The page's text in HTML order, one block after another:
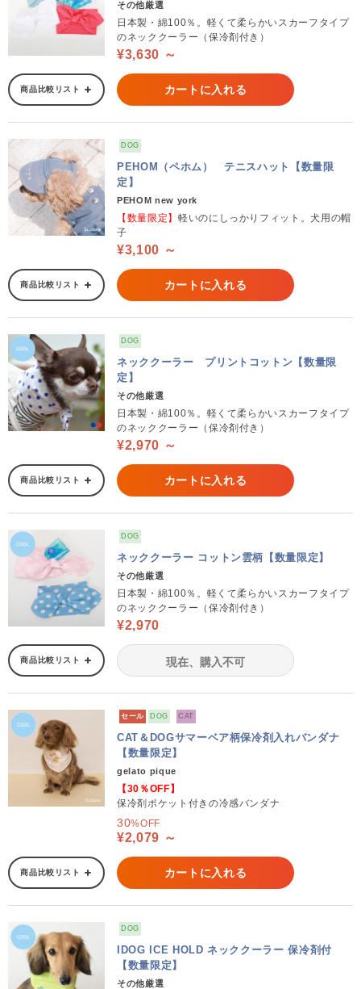
その他厳選
日本製・綿100％。軽くて柔らかいスカーフタイプ
のネッククーラー（保冷剤付き）
¥3,630 ～
商品比較リスト カートに入れる
DOG
PEHOM（ペホム） テニスハット【数量限
定】
PEHOM new york
【数量限定】 軽いのにしっかりフィット。犬用の帽
子
¥3,100 ～
商品比較リスト カートに入れる
DOG
ネッククーラー プリントコットン【数量限
定】
その他厳選
日本製・綿100％。軽くて柔らかいスカーフタイプ
のネッククーラー（保冷剤付き）
¥2,970 ～
商品比較リスト カートに入れる
DOG
ネッククーラー コットン雲柄【数量限定】
その他厳選
日本製・綿100％。軽くて柔らかいスカーフタイプ
のネッククーラー（保冷剤付き）
¥2,970
商品比較リスト 現在、購入不可
セール DOG CAT
CAT＆DOGサマーベア柄保冷剤入れバンダナ
【数量限定】
gelato pique
【30％OFF】
保冷剤ポケット付きの冷感バンダナ
30%OFF
¥2,079 ～
商品比較リスト カートに入れる
DOG
IDOG ICE HOLD ネッククーラー 保冷剤付
【数量限定】
その他厳選